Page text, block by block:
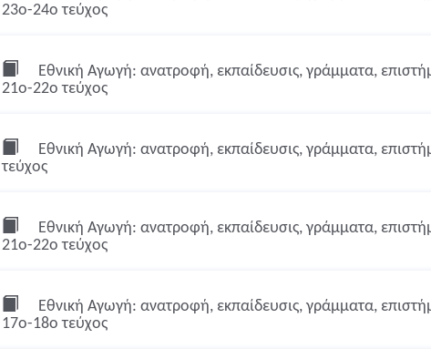
23ο-24ο τεύχος
Εθνική Αγωγή: ανατροφή, εκπαίδευσις, γράμματα,
21ο-22ο τεύχος
Εθνική Αγωγή: ανατροφή, εκπαίδευσις, γράμματα,
τεύχος
Εθνική Αγωγή: ανατροφή, εκπαίδευσις, γράμματα,
21ο-22ο τεύχος
Εθνική Αγωγή: ανατροφή, εκπαίδευσις, γράμματα,
17ο-18ο τεύχος